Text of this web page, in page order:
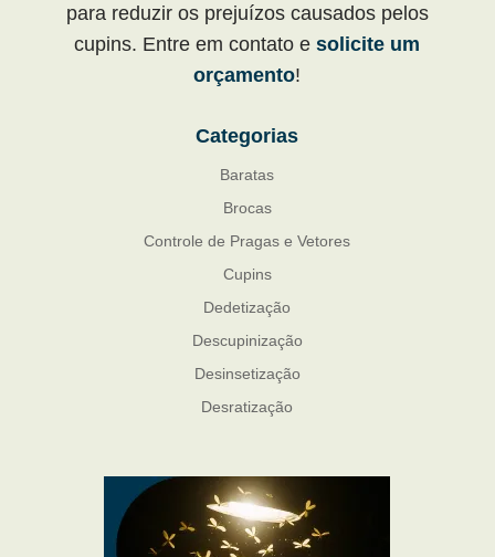
para reduzir os prejuízos causados pelos
cupins. Entre em contato esolicite um
orçamento!
Categorias
Baratas
Brocas
Controle de Pragas e Vetores
Cupins
Dedetização
Descupinização
Desinsetização
Desratização
Mosquito Mist
Mosquitos
Percevejo de Cama